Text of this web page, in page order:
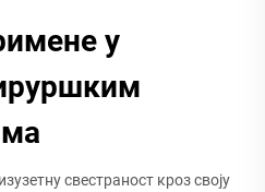
у
свестраност кроз своју